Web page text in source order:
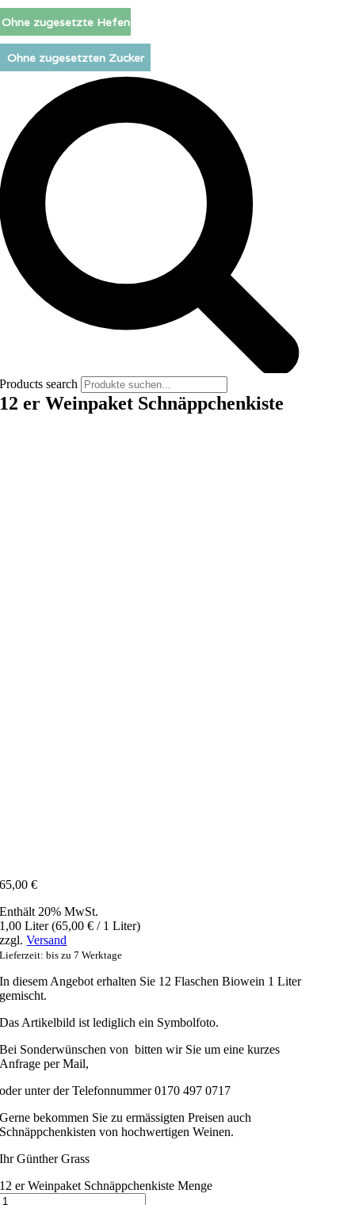
Products search
12 er Weinpaket Schnäppchenkiste
65,00€
Enthält 20% MwSt.
1,00 Liter (65,00€ / 1 Liter)
zzgl.Versand
Lieferzeit: bis zu 7 Werktage
In diesem Angebot erhalten Sie 12 Flaschen Biowein 1 Liter
gemischt.
Das Artikelbild ist lediglich ein Symbolfoto.
Bei Sonderwünschen von bitten wir Sie um eine kurzes
Anfrage per Mail,
oder unter der Telefonnummer 0170 497 0717
Gerne bekommen Sie zu ermässigten Preisen auch
Schnäppchenkisten von hochwertigen Weinen.
Ihr Günther Grass
12 er Weinpaket Schnäppchenkiste Menge
Ohne zugesetzte Hefen
Ohne zugesetzten Zucker